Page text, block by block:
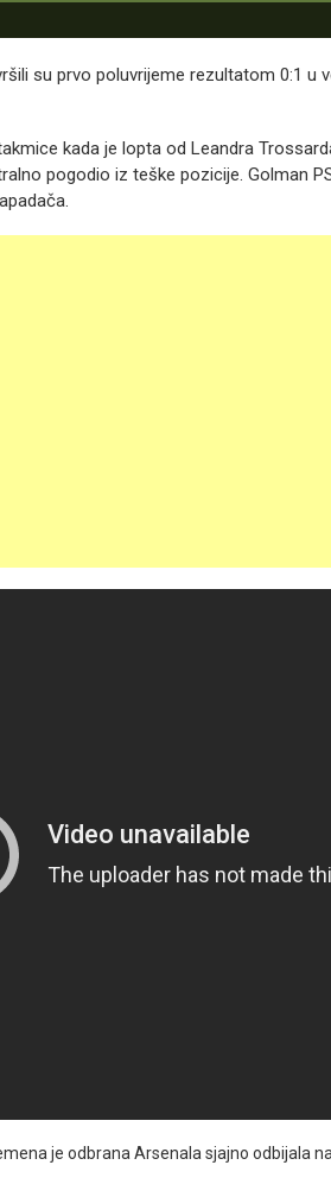
su prvo poluvrijeme rezultatom 0:1 u
kada je lopta od Leandra
pogodio iz teške pozicije. Golman
je odbrana Arsenala sjajno odbijala